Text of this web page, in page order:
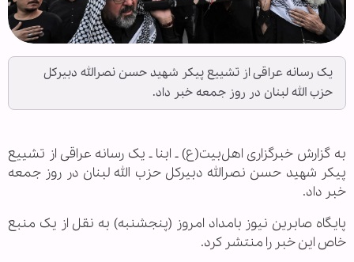
یک رسانه عراقی از تشییع پیکر شهید حسن نصرالله دبیرکل
حزب الله لبنان در روز جمعه خبر داد.
به گزارش خبرگزاری اهل‌بیت(ع) ـ ابنا ـ یک رسانه عراقی از تشییع
پیکر شهید حسن نصرالله دبیرکل حزب الله لبنان در روز جمعه
خبر داد.
پایگاه صابرین نیوز بامداد امروز (پنجشنبه) به نقل از یک منبع
خاص این خبر را منتشر کرد.